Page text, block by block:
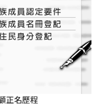
正名歷程